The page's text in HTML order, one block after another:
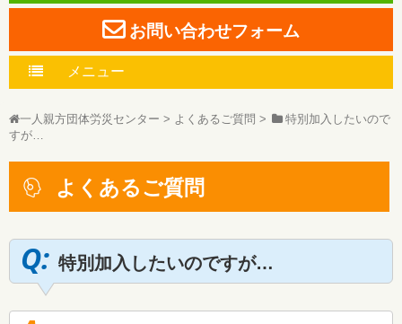
お問い合わせフォーム
メニュー
一人親方団体労災センター > よくあるご質問 >
特別加入したいので
すが…
よくあるご質問
特別加入したいのですが…